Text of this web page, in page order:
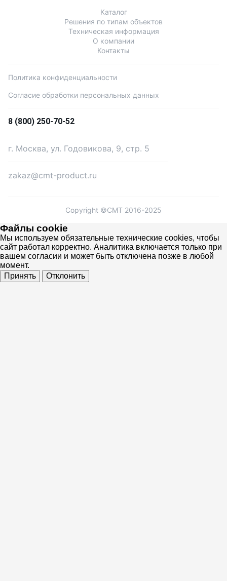
Каталог
Решения по типам объектов
Техническая информация
О компании
Контакты
Политика конфиденциальности
Согласие обработки персональных данных
8 (800) 250-70-52
г. Москва, ул. Годовикова, 9, стр. 5
zakaz@cmt-product.ru
Copyright ©СМТ 2016-2025
Файлы cookie
Мы используем обязательные технические cookies, чтобы
сайт работал корректно. Аналитика включается только при
вашем согласии и может быть отключена позже в любой
момент.
Принять
Отклонить